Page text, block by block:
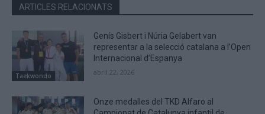
ARTICLES RELACIONATS
Taekwondo
Genís Gisbert i Núria Gelabert van
representar a la selecció catalana a l’Open
Internacional d’Espanya
abril 22, 2026
Onze medalles del TKD Alfaro al